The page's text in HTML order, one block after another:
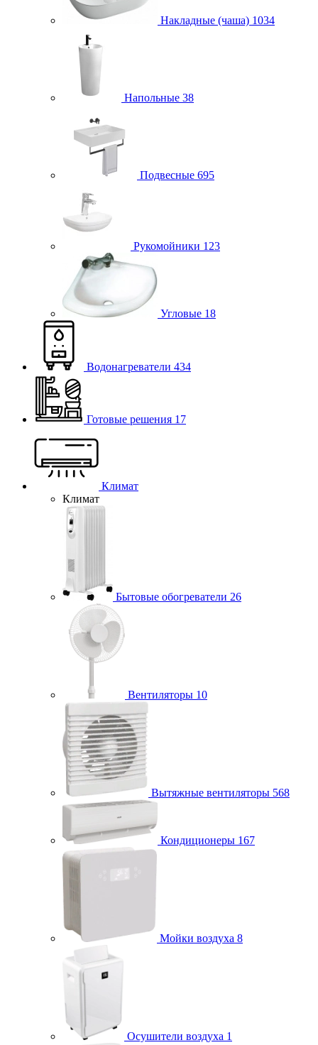
Накладные (чаша) 1034
Напольные 38
Подвесные 695
Рукомойники 123
Угловые 18
Водонагреватели 434
Готовые решения 17
Климат
Климат
Бытовые обогреватели 26
Вентиляторы 10
Вытяжные вентиляторы 568
Кондиционеры 167
Мойки воздуха 8
Осушители воздуха 1